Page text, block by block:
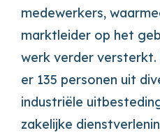
medewerkers,
marktleider op het
werk verder
er 135 personen uit
industriële
zakelijke